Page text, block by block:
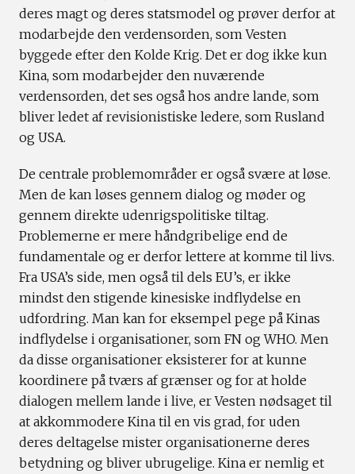
deres magt og deres statsmodel og prøver derfor at
modarbejde den verdensorden, som Vesten
byggede efter den Kolde Krig. Det er dog ikke kun
Kina, som modarbejder den nuværende
verdensorden, det ses også hos andre lande, som
bliver ledet af revisionistiske ledere, som Rusland
og USA.
De centrale problemområder er også svære at løse.
Men de kan løses gennem dialog og møder og
gennem direkte udenrigspolitiske tiltag.
Problemerne er mere håndgribelige end de
fundamentale og er derfor lettere at komme til livs.
Fra USA’s side, men også til dels EU’s, er ikke
mindst den stigende kinesiske indflydelse en
udfordring. Man kan for eksempel pege på Kinas
indflydelse i organisationer, som FN og WHO. Men
da disse organisationer eksisterer for at kunne
koordinere på tværs af grænser og for at holde
dialogen mellem lande i live, er Vesten nødsaget til
at akkommodere Kina til en vis grad, for uden
deres deltagelse mister organisationerne deres
betydning og bliver ubrugelige. Kina er nemlig et